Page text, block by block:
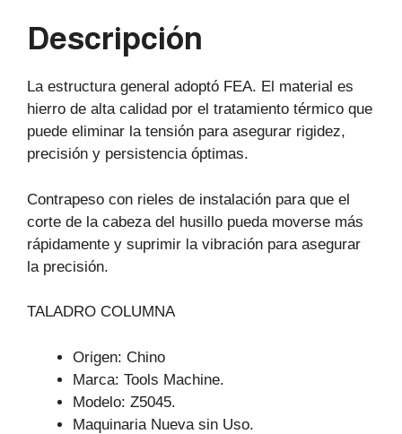
p
o
Descripción
La estructura general adoptó FEA. El material es
hierro de alta calidad por el tratamiento térmico que
puede eliminar la tensión para asegurar rigidez,
precisión y persistencia óptimas.
Contrapeso con rieles de instalación para que el
corte de la cabeza del husillo pueda moverse más
rápidamente y suprimir la vibración para asegurar
la precisión.
TALADRO COLUMNA
Origen: Chino
Marca: Tools Machine.
Modelo: Z5045.
Maquinaria Nueva sin Uso.